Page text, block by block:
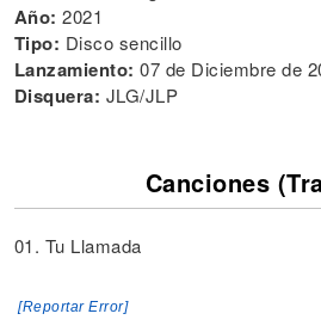
Año: 2021
Tipo: Disco sencillo
Lanzamiento: 07 de Diciembre de
Disquera: JLG/JLP
Canciones
01. Tu Llamada
[Reportar Error]